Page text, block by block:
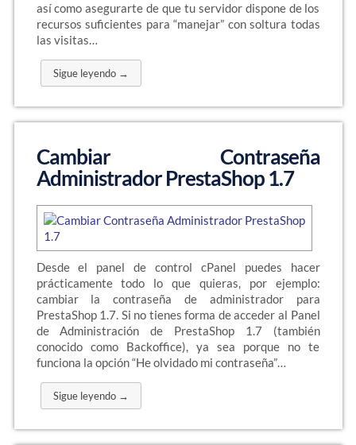
así como asegurarte de que tu servidor dispone de los
recursos suficientes para “manejar” con soltura todas
las visitas…
Sigue leyendo →
Cambiar Contraseña
Administrador PrestaShop 1.7
Desde el panel de control cPanel puedes hacer
prácticamente todo lo que quieras, por ejemplo:
cambiar la contraseña de administrador para
PrestaShop 1.7. Si no tienes forma de acceder al Panel
de Administración de PrestaShop 1.7 (también
conocido como Backoffice), ya sea porque no te
funciona la opción “He olvidado mi contraseña”…
Sigue leyendo →